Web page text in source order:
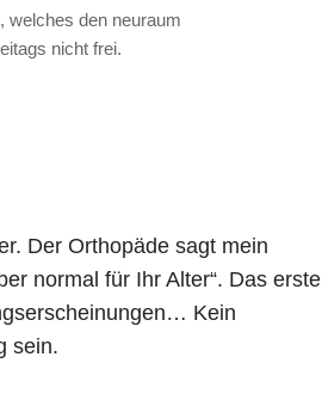
welches den neuraum
nicht frei.
Der Orthopäde sagt mein
normal für Ihr Alter“. Das erste
Kein
sein.